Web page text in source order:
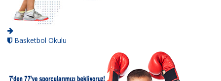
Basketbol Okulu